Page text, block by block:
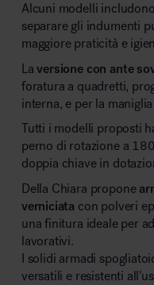
Alcuni modelli
separare gli indumenti
maggiore praticità e
Laversione con ante
foratura a quadretti,
interna, e per la
Tutti i modelli proposti
perno di rotazione a
doppia chiave in
Della Chiara propone
verniciata con polveri
una finitura ideale per
lavorativi.
I solidi armadi
versatili e resistenti